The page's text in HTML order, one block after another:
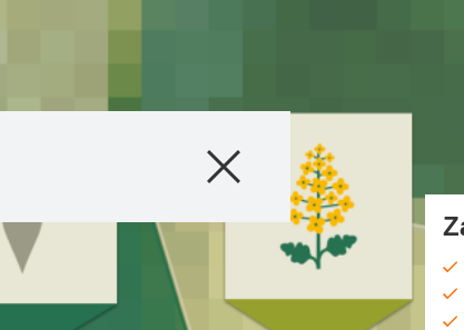
Produkty
Doradztwo
Promocje